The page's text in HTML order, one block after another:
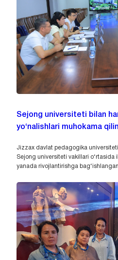
Sejong universiteti bilan
yo‘nalishlari muhokama
Jizzax davlat pedagogika
Sejong universiteti vakillari o‘rtasida
yanada rivojlantirishga